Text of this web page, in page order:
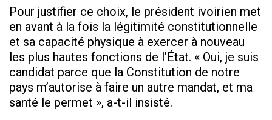
Pour justifier ce choix, le président ivoirien met
en avant à la fois la légitimité constitutionnelle
et sa capacité physique à exercer à nouveau
les plus hautes fonctions de l’État. « Oui, je suis
candidat parce que la Constitution de notre
pays m’autorise à faire un autre mandat, et ma
santé le permet », a-t-il insisté.